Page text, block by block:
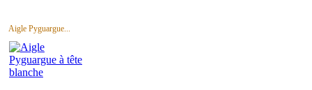
Aigle Pyguargue...